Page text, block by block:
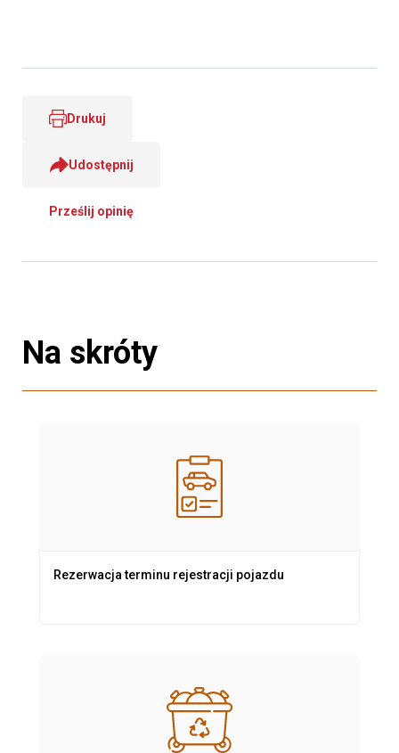
Drukuj
Udostępnij
Prześlij opinię
Na skróty
Rezerwacja terminu rejestracji pojazdu